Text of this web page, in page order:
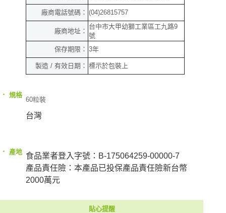
廠商電話號碼： (04)26815757
廠商地址：
台中市大甲幼獅工業區工九路9
號
保存期限： 3年
製造 / 有效日期： 標示於包裝上
‧ 規格
60粒裝
‧ 產地
台灣
食品業者登入字號：B-175064259-00000-7
產品責任險：本產品已投保產品責任險新台幣
2000萬元
貼心提醒